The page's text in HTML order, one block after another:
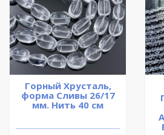
Горный Хрусталь,
форма Сливы 26/17
мм. Нить 40 см